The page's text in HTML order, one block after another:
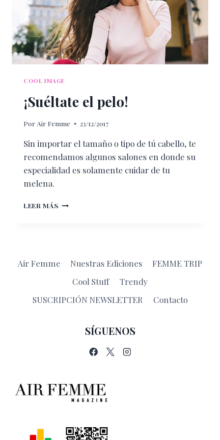
COOL IMAGE
¡Suéltate el pelo!
Por Air Femme 23/12/2017
Sin importar el tamaño o tipo de tú cabello, te
recomendamos algunos salones en donde su
especialidad es solamente cuidar de tu
melena.
LEER MÁS ¡SUÉLTATE
Air Femme Nuestras Ediciones
FEMME TRIP
Cool Stuff
Trendy
SUSCRIPCIÓN NEWSLETTER
Contacto
SÍGUENOS